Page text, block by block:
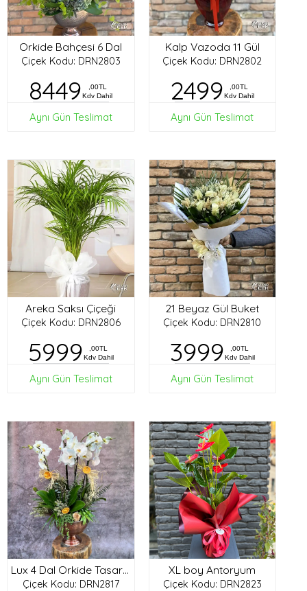
Orkide Bahçesi 6 Dal
Çiçek Kodu: DRN2803
8449
,00TL
Kdv Dahil
Aynı Gün Teslimat
Kalp Vazoda 11 Gül
Çiçek Kodu: DRN2802
2499
,00TL
Kdv Dahil
Aynı Gün Teslimat
Areka Saksı Çiçeği
Çiçek Kodu: DRN2806
5999
,00TL
Kdv Dahil
Aynı Gün Teslimat
21 Beyaz Gül Buket
Çiçek Kodu: DRN2810
3999
,00TL
Kdv Dahil
Aynı Gün Teslimat
Lux 4 Dal Orkide Tasarım
Çiçek Kodu: DRN2817
XL boy Antoryum
Çiçek Kodu: DRN2823